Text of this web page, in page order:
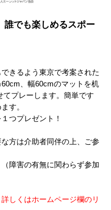
誰でも楽しめるスポー
きるよう東京で考案された
、幅60cmのマットを机
プレーします。簡単です
す。
つプレゼント！
は介助者同伴の上、ご参
障害の有無に関わらず参加
しくはホームページ欄のリ